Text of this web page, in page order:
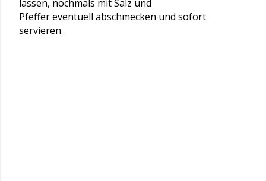
lassen, nochmals mit Salz und
Pfeffer eventuell abschmecken und sofort
servieren.